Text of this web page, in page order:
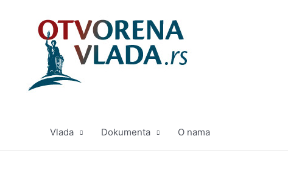
Vlada Dokumenta O nama